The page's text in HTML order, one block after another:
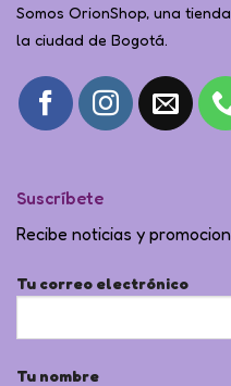
Somos OrionShop, una
la ciudad de Bogotá.
Suscríbete
Recibe noticias y
Tu correo electrónico
Tu nombre